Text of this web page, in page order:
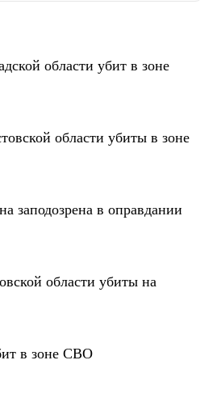
области убит в зоне
области убиты в зоне
заподозрена в оправдании
области убиты на
в зоне СВО